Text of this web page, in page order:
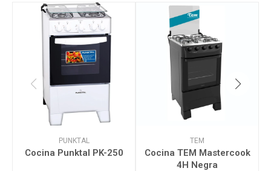
PUNKTAL
Cocina Punktal PK-250
TEM
Cocina TEM Mastercook
4H Negra